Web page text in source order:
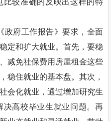
比较准确的反映出这样的特
政府工作报告》要求，全面
定和扩大就业。首先，要稳
减免社保费用房屋租金这些
稳住就业的基本盘。其次，
会化就业，通过增加研究生
高校毕业生就业问题。再